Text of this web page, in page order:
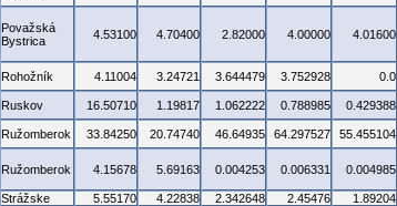
Považská
Bystrica
4.53100 4.70400 2.82000 4.00000 4.01600
Rohožník 4.11004 3.24721 3.644479 3.752928 0.0
Ruskov 16.50710 1.19817 1.062222 0.788985 0.429388
Ružomberok 33.84250 20.74740 46.64935 64.297527 55.455104
Ružomberok 4.15678 5.69163 0.004253 0.006331 0.004985
Strážske 5.55170 4.22838 2.342648 2.45476 1.89204